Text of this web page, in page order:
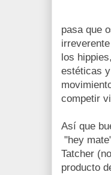
pasa que
los
estéticas
competir
Así que
"hey
Tatcher
producto